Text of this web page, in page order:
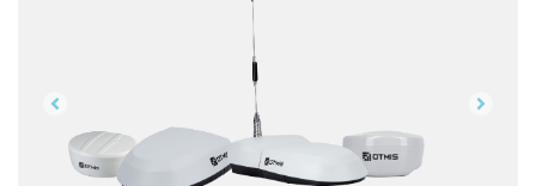
Previous Next